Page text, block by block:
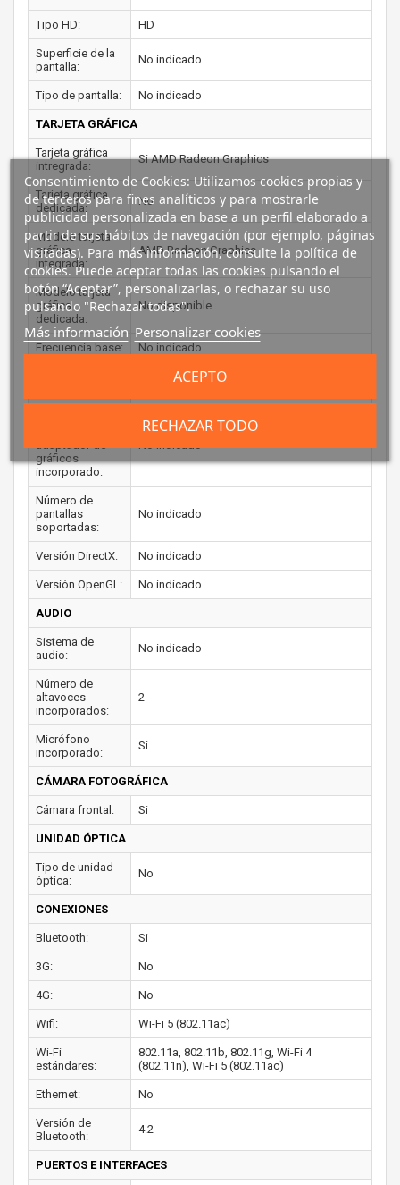
Tipo HD: HD
Superficie de la
pantalla:
No indicado
Tipo de pantalla: No indicado
TARJETA GRÁFICA
Tarjeta gráfica
intregrada:
Si AMD Radeon Graphics
Tarjeta gráfica
dedicada:
No
Modelo tarjeta
gráfica
integrada:
AMD Radeon Graphics
Modelo tarjeta
gráfica
dedicada:
No disponible
Frecuencia base: No indicado
No indicado
gráficos
incorporado:
Número de
pantallas
soportadas:
No indicado
Versión DirectX: No indicado
Versión OpenGL: No indicado
AUDIO
Sistema de
audio:
No indicado
Número de
altavoces
incorporados:
2
Micrófono
incorporado:
Si
CÁMARA FOTOGRÁFICA
Cámara frontal: Si
UNIDAD ÓPTICA
Tipo de unidad
óptica:
No
CONEXIONES
Bluetooth: Si
3G: No
4G: No
Wifi: Wi-Fi 5 (802.11ac)
Wi-Fi
estándares:
802.11a, 802.11b, 802.11g, Wi-Fi 4
(802.11n), Wi-Fi 5 (802.11ac)
Ethernet: No
Versión de
Bluetooth:
4.2
PUERTOS E INTERFACES
Consentimiento de Cookies: Utilizamos cookies propias y
de terceros para fines analíticos y para mostrarle
publicidad personalizada en base a un perfil elaborado a
partir de sus hábitos de navegación (por ejemplo, páginas
visitadas). Para más información, consulte la política de
cookies. Puede aceptar todas las cookies pulsando el
botón “Aceptar”, personalizarlas, o rechazar su uso
pulsando "Rechazar todas".
Más información Personalizar cookies
RECHAZAR TODO
ACEPTO